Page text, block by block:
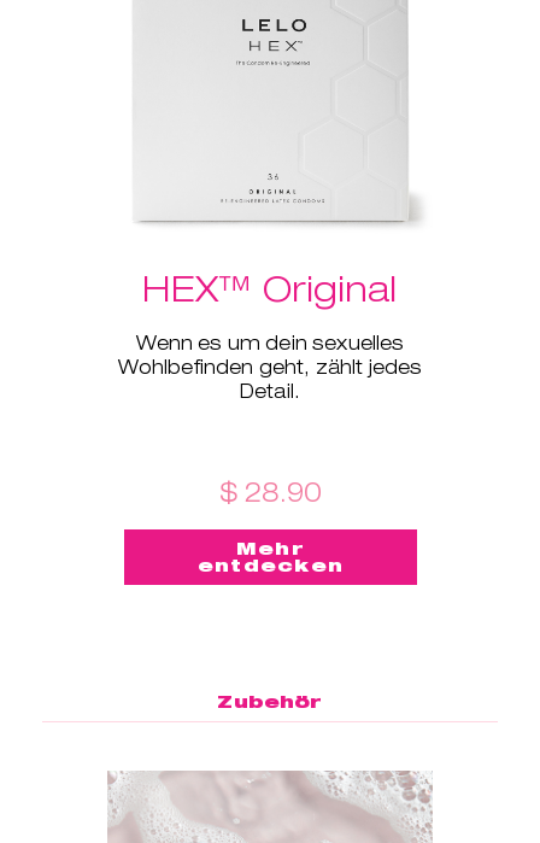
HEX™ Original
Wenn es um dein sexuelles
Wohlbefinden geht, zählt jedes
Detail.
$ 28.90
Mehr
entdecken
Zubehör